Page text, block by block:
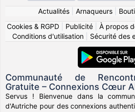
Actualités| Arnaqueurs|
Cookies & RGPD
Publicité À propos
Conditions d'utilisation| Sécurité des
Communauté de
Gratuite – Connexions Cœur
Servus ! Bienvenue dans la
d'Autriche pour des connexions